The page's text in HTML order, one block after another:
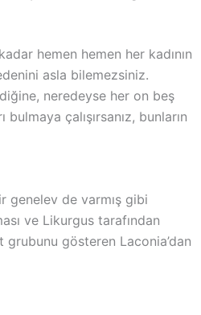
hemen hemen her kadının
asla bilemezsiniz.
neredeyse her on beş
çalışırsanız, bunların
genelev de varmış gibi
ve Likurgus tarafından
gösteren Laconia’dan